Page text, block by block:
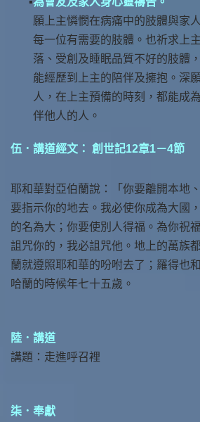
願上主憐憫在病痛中的肢體與家
每一位有需要的肢體。也祈求上
落、受創及睡眠品質不好的肢體
能經歷到上主的陪伴及擁抱。深
人，在上主預備的時刻，都能成
伴他人的人。
伍．講道經文： 創世記12章1－4節
耶和華對亞伯蘭說：「你要離開本地
要指示你的地去。我必使你成為大國
的名為大；你要使別人得福。為你祝
詛咒你的，我必詛咒他。地上的萬族
蘭就遵照耶和華的吩咐去了；羅得也
哈蘭的時候年七十五歲。
陸．講道
講題：走進呼召裡
柒．奉獻